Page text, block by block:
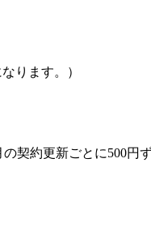
ります。）
の契約更新ごとに500円